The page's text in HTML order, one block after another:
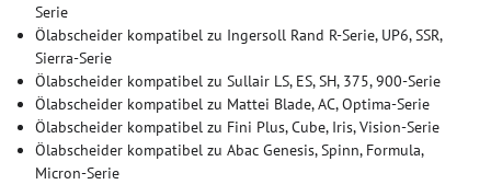
Serie
Ölabscheider kompatibel zu Ingersoll Rand R-Serie, UP6, SSR,
Sierra-Serie
Ölabscheider kompatibel zu Sullair LS, ES, SH, 375, 900-Serie
Ölabscheider kompatibel zu Mattei Blade, AC, Optima-Serie
Ölabscheider kompatibel zu Fini Plus, Cube, Iris, Vision-Serie
Ölabscheider kompatibel zu Abac Genesis, Spinn, Formula,
Micron-Serie